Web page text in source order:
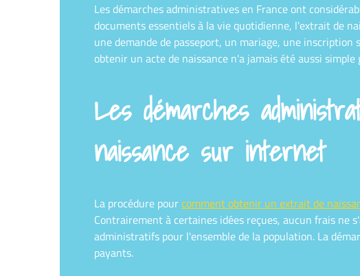
Les démarches administratives en France ont
documents essentiels à la vie quotidienne, l'extrait de
une demande de passeport, un mariage, une
obtenir un acte de naissance n'a jamais été aussi
Les démarches
naissance sur internet
La procédure pourcomment obtenir un extrait de
Contrairement à certaines idées reçues, aucun frais ne
administratifs pour l'ensemble de la population. La
payants.